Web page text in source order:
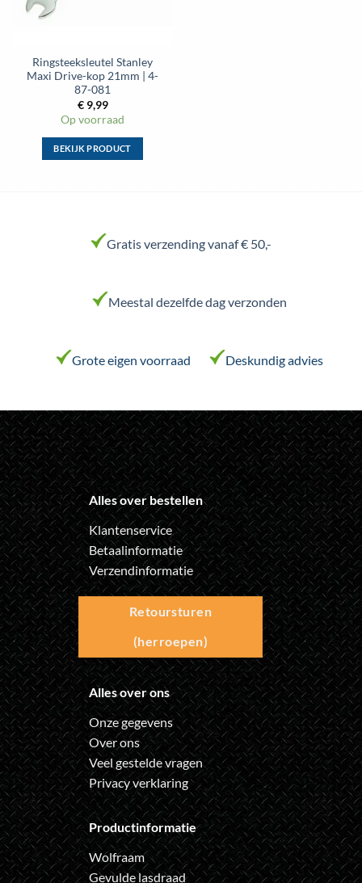
Ringsteeksleutel Stanley
Maxi Drive-kop 21mm | 4-
87-081
€9,99
Op voorraad
BEKIJK PRODUCT
variaties.
Deze
gekozen
de
productpagina
Gratis verzending vanaf € 50,-
Meestal dezelfde dag verzonden
Grote eigen voorraad Deskundig advies
Alles over bestellen
Klantenservice
Betaalinformatie
Verzendinformatie
Retoursturen
(herroepen)
Alles over ons
Onze gegevens
Over ons
Veel gestelde vragen
Privacy verklaring
Productinformatie
Wolfraam
Gevulde lasdraad